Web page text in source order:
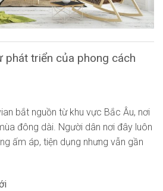
phát triển của phong cách
bắt nguồn từ khu vực Bắc Âu, nơi
đông dài. Người dân nơi đây luôn
ấm áp, tiện dụng nhưng vẫn gần